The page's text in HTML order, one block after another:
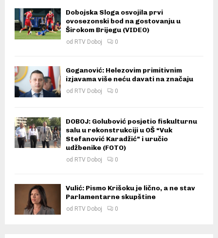
Dobojska Sloga osvojila prvi
ovosezonski bod na gostovanju u
Širokom Brijegu (VIDEO)
od RTV Doboj 0
Goganović: Helezovim primitivnim
izjavama više neću davati na značaju
od RTV Doboj 0
DOBOJ: Golubović posjetio fiskulturnu
salu u rekonstrukciji u OŠ “Vuk
Stefanović Karadžić” i uručio
udžbenike (FOTO)
od RTV Doboj 0
Vulić: Pismo Krišoku je lično, a ne stav
Parlamentarne skupštine
od RTV Doboj 0